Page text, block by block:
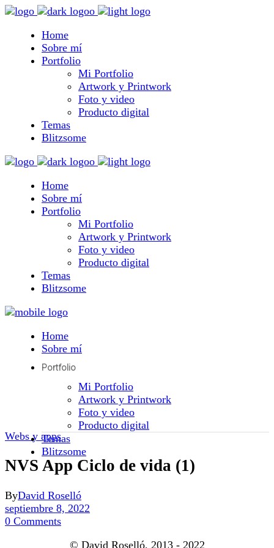
Home
Sobre mí
Portfolio
Mi Portfolio
Artwork y Printwork
Foto y video
Producto digital
Temas
Blitzsome
Home
Sobre mí
Portfolio
Mi Portfolio
Artwork y Printwork
Foto y video
Producto digital
Temas
Blitzsome
Home
Sobre mí
Portfolio
Mi Portfolio
Artwork y Printwork
Foto y video
Producto digital
Temas
Blitzsome
Webs y apps
NVS App Ciclo de vida (1)
ByDavid Roselló
septiembre 8, 2022
0 Comments
© David Roselló, 2013 - 2022